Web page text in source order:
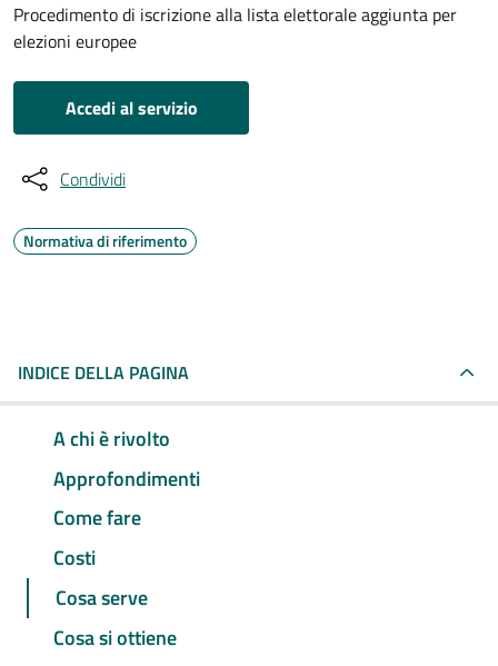
Procedimento di iscrizione alla lista elettorale aggiunta per
elezioni europee
Accedi al servizio
Condividi
Normativa di riferimento
INDICE DELLA PAGINA
A chi è rivolto
Approfondimenti
Come fare
Costi
Cosa serve
Cosa si ottiene